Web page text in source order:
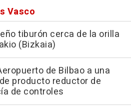
Vasco
tiburón cerca de la orilla
(Bizkaia)
de Bilbao a una
producto reductor de
de controles